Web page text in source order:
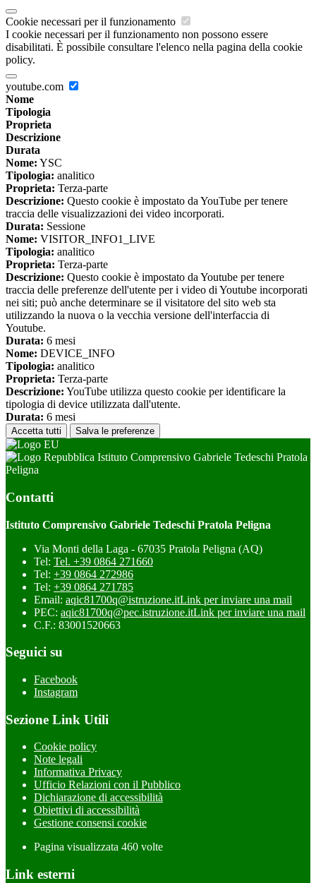
Cookie necessari per il funzionamento
I cookie necessari per il funzionamento non possono essere
disabilitati. È possibile consultare l'elenco nella pagina della cookie
policy.
youtube.com
Nome
Tipologia
Proprieta
Descrizione
Durata
Nome: YSC
Tipologia: analitico
Proprieta: Terza-parte
Descrizione: Questo cookie è impostato da YouTube per tenere
traccia delle visualizzazioni dei video incorporati.
Durata: Sessione
Nome: VISITOR_INFO1_LIVE
Tipologia: analitico
Proprieta: Terza-parte
Descrizione: Questo cookie è impostato da Youtube per tenere
traccia delle preferenze dell'utente per i video di Youtube incorporati
nei siti; può anche determinare se il visitatore del sito web sta
utilizzando la nuova o la vecchia versione dell'interfaccia di
Youtube.
Durata: 6 mesi
Nome: DEVICE_INFO
Tipologia: analitico
Proprieta: Terza-parte
Descrizione: YouTube utilizza questo cookie per identificare la
tipologia di device utilizzata dall'utente.
Durata: 6 mesi
Accetta tutti Salva le preferenze
Istituto Comprensivo Gabriele Tedeschi Pratola
Peligna
Contatti
Istituto Comprensivo Gabriele Tedeschi Pratola Peligna
Via Monti della Laga - 67035 Pratola Peligna (AQ)
Tel: Tel. +39 0864 271660
Tel: +39 0864 272986
Tel: +39 0864 271785
Email: aqic81700q@istruzione.itLink per inviare una mail
PEC: aqic81700q@pec.istruzione.itLink per inviare una mail
C.F.: 83001520663
Seguici su
Facebook
Instagram
Sezione Link Utili
Cookie policy
Note legali
Informativa Privacy
Ufficio Relazioni con il Pubblico
Dichiarazione di accessibilità
Obiettivi di accessibilità
Gestione consensi cookie
Pagina visualizzata 460 volte
Link esterni